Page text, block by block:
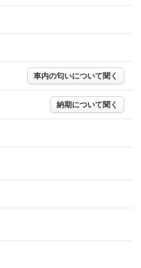
い。
。購入時は必ず現車をご確認
シートにつきましては、形式
鑑定日の鑑定結果となりま
合わせ下さい。
車内の匂いについて聞く
納期について聞く